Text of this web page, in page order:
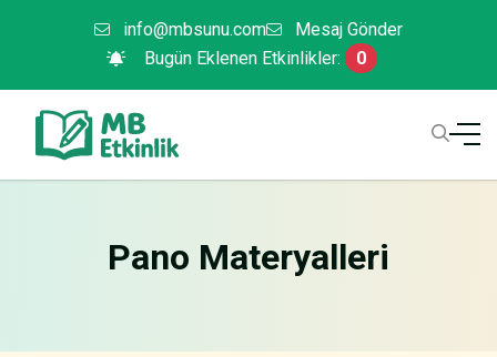
info@mbsunu.com
Mesaj Gönder
Bugün Eklenen Etkinlikler:
0
Pano Materyalleri